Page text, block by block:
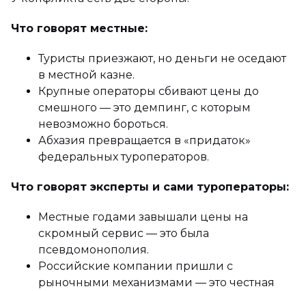
Что говорят местные:
Туристы приезжают, но деньги не оседают
в местной казне.
Крупные операторы сбивают цены до
смешного — это демпинг, с которым
невозможно бороться.
Абхазия превращается в «придаток»
федеральных туроператоров.
Что говорят эксперты и сами туроператоры:
Местные годами завышали цены на
скромный сервис — это была
псевдомонополия.
Российские компании пришли с
рыночными механизмами — это честная